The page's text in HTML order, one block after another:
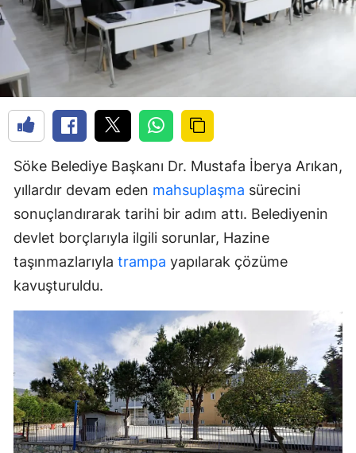
Söke Belediye Başkanı Dr. Mustafa İberya Arıkan,
yıllardır devam eden mahsuplaşma sürecini
sonuçlandırarak tarihi bir adım attı. Belediyenin
devlet borçlarıyla ilgili sorunlar, Hazine
taşınmazlarıyla trampa yapılarak çözüme
kavuşturuldu.